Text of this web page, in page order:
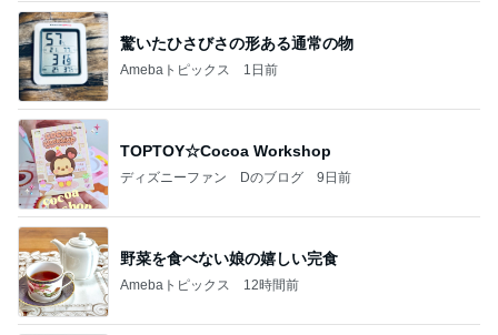
驚いたひさびさの形ある通常の物
Amebaトピックス 1日前
TOPTOY☆Cocoa Workshop
ディズニーファン Dのブログ 9日前
野菜を食べない娘の嬉しい完食
Amebaトピックス 12時間前